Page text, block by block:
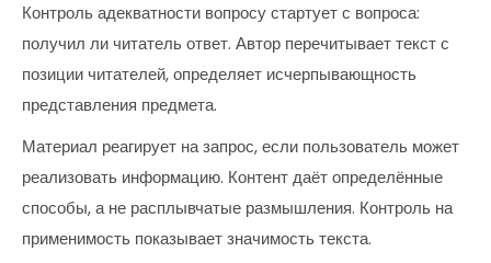
Контроль адекватности вопросу стартует с вопроса:
получил ли читатель ответ. Автор перечитывает текст с
позиции читателей, определяет исчерпывающность
представления предмета.
Материал реагирует на запрос, если пользователь может
реализовать информацию. Контент даёт определённые
способы, а не расплывчатые размышления. Контроль на
применимость показывает значимость текста.